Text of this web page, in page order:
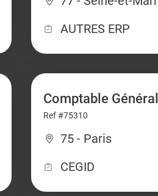
AUTRES ERP
Comptable
Ref #75310
75 - Paris
CEGID